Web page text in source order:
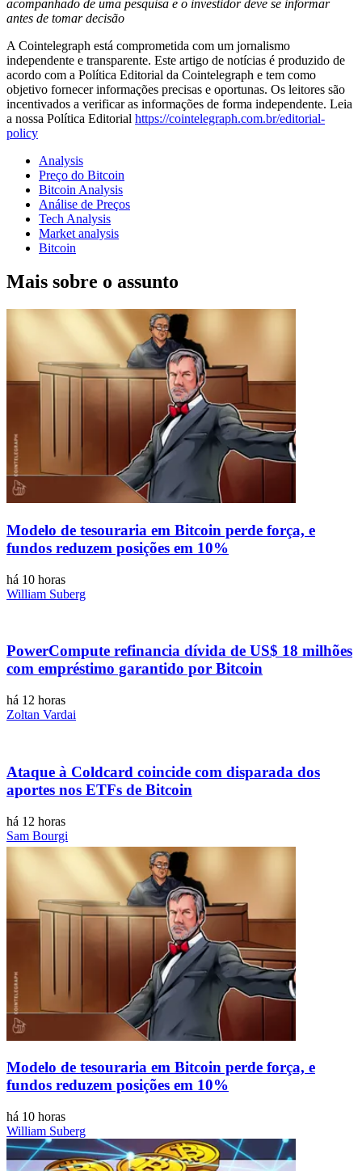
acompanhado de uma pesquisa e o investidor deve se informar
antes de tomar decisão
A Cointelegraph está comprometida com um jornalismo
independente e transparente. Este artigo de notícias é produzido de
acordo com a Política Editorial da Cointelegraph e tem como
objetivo fornecer informações precisas e oportunas. Os leitores são
incentivados a verificar as informações de forma independente. Leia
a nossa Política Editorial https://cointelegraph.com.br/editorial-
policy
Analysis
Preço do Bitcoin
Bitcoin Analysis
Análise de Preços
Tech Analysis
Market analysis
Bitcoin
Mais sobre o assunto
Modelo de tesouraria em Bitcoin perde força, e
fundos reduzem posições em 10%
há 10 horas
William Suberg
PowerCompute refinancia dívida de US$ 18 milhões
com empréstimo garantido por Bitcoin
há 12 horas
Zoltan Vardai
Ataque à Coldcard coincide com disparada dos
aportes nos ETFs de Bitcoin
há 12 horas
Sam Bourgi
Modelo de tesouraria em Bitcoin perde força, e
fundos reduzem posições em 10%
há 10 horas
William Suberg